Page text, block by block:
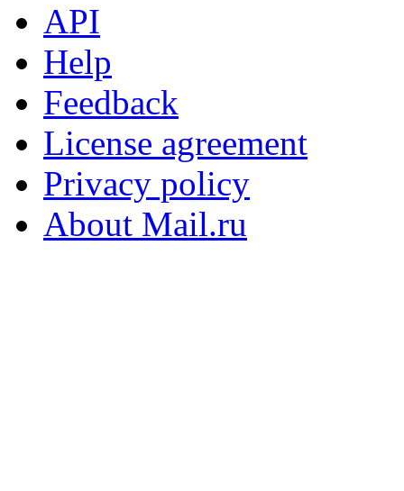
API
Help
Feedback
License agreement
Privacy policy
About Mail.ru